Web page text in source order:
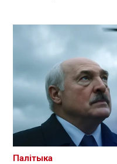
Палітыка